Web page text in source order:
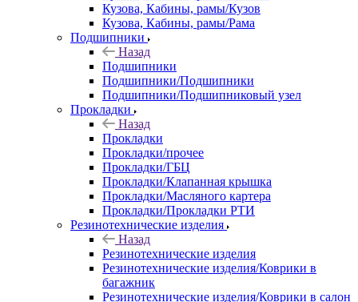
Кузова, Кабины, рамы/Кузов
Кузова, Кабины, рамы/Рама
Подшипники
Назад
Подшипники
Подшипники/Подшипники
Подшипники/Подшипниковый узел
Прокладки
Назад
Прокладки
Прокладки/прочее
Прокладки/ГБЦ
Прокладки/Клапанная крышка
Прокладки/Масляного картера
Прокладки/Прокладки РТИ
Резинотехнические изделия
Назад
Резинотехнические изделия
Резинотехнические изделия/Коврики в
багажник
Резинотехнические изделия/Коврики в салон